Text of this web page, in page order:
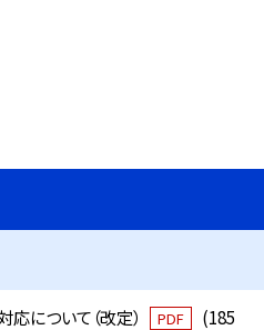
応について（改定） PDF
(185